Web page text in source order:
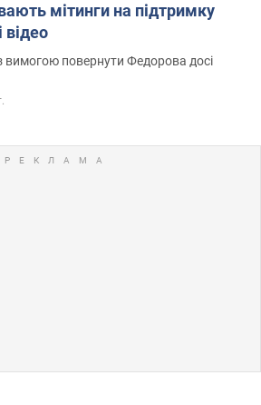
мітинги на підтримку
вимогою повернути Федорова досі